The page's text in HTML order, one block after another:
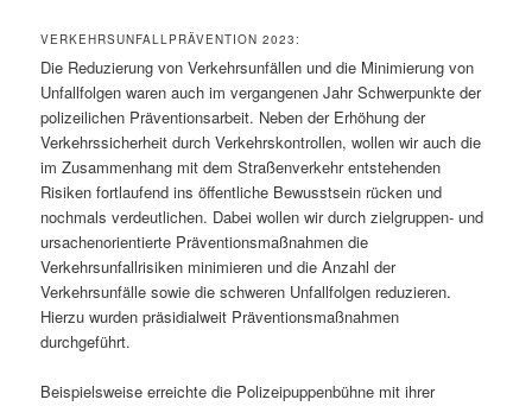
VERKEHRSUNFALLPRÄVENTION 2023:
Die Reduzierung von Verkehrsunfällen und die Minimierung von
Unfallfolgen waren auch im vergangenen Jahr Schwerpunkte der
polizeilichen Präventionsarbeit. Neben der Erhöhung der
Verkehrssicherheit durch Verkehrskontrollen, wollen wir auch die
im Zusammenhang mit dem Straßenverkehr entstehenden
Risiken fortlaufend ins öffentliche Bewusstsein rücken und
nochmals verdeutlichen. Dabei wollen wir durch zielgruppen- und
ursachenorientierte Präventionsmaßnahmen die
Verkehrsunfallrisiken minimieren und die Anzahl der
Verkehrsunfälle sowie die schweren Unfallfolgen reduzieren.
Hierzu wurden präsidialweit Präventionsmaßnahmen
durchgeführt.
Beispielsweise erreichte die Polizeipuppenbühne mit ihrer